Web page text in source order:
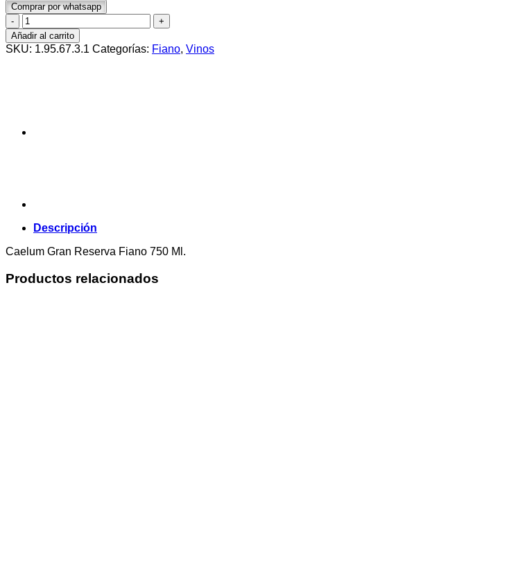
Comprar por whatsapp
Caelum
Gran
Reserva
Fiano
Añadir al carrito
SKU: 1.95.67.3.1 Categorías: Fiano, Vinos
Descripción
Caelum Gran Reserva Fiano 750 Ml.
Productos relacionados